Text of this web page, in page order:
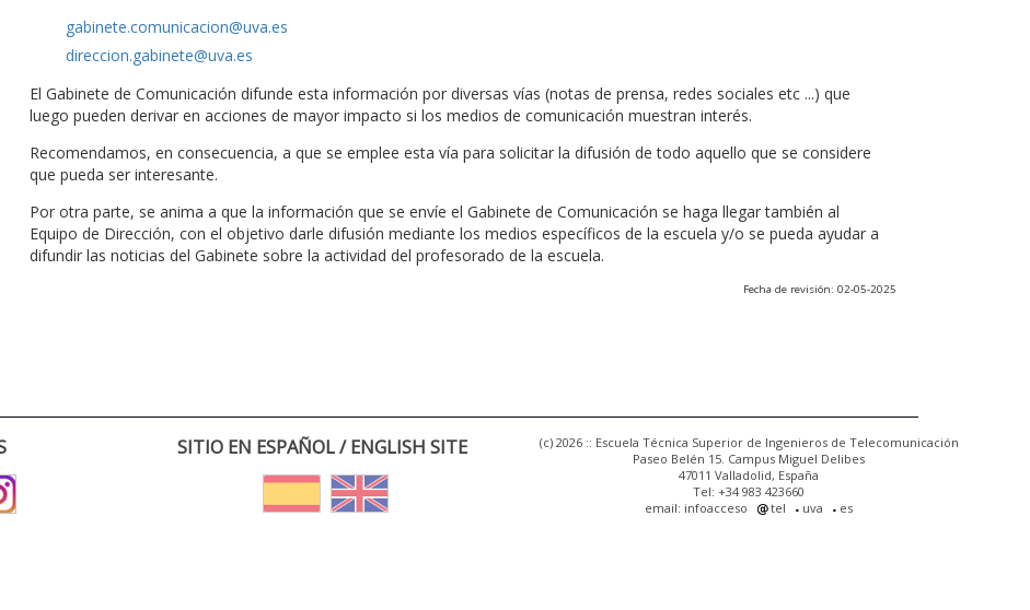
gabinete.comunicacion@uva.es
direccion.gabinete@uva.es
El Gabinete de Comunicación difunde esta información por diversas vías (notas de prensa, redes sociales etc ...) que
luego pueden derivar en acciones de mayor impacto si los medios de comunicación muestran interés.
Recomendamos, en consecuencia, a que se emplee esta vía para solicitar la difusión de todo aquello que se considere
que pueda ser interesante.
Por otra parte, se anima a que la información que se envíe el Gabinete de Comunicación se haga llegar también al
Equipo de Dirección, con el objetivo darle difusión mediante los medios específicos de la escuela y/o se pueda ayudar a
difundir las noticias del Gabinete sobre la actividad del profesorado de la escuela.
Fecha de revisión: 02-05-2025
SITIO EN ESPAÑOL / ENGLISH SITE
(c) 2026 :: Escuela Técnica Superior de Ingenieros de Telecomunicación
Paseo Belén 15. Campus Miguel Delibes
47011 Valladolid, España
Tel: +34 983 423660
email: infoacceso
tel uva es